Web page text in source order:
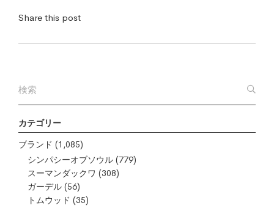
カテゴリー
ブランド (1,085)
シンパシーオブソウル (779)
スーマンダックワ (308)
ガーデル (56)
トムウッド (35)
Share this post